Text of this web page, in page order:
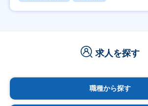
求人を探す
職種から探す